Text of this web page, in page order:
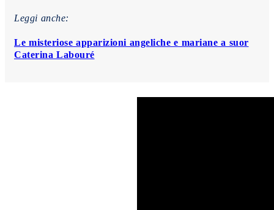
Leggi anche:
Le misteriose apparizioni angeliche e mariane a suor
Caterina Labouré